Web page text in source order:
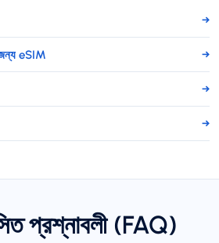
→
জন্য eSIM →
→
→
প্রশ্নাবলী (FAQ)